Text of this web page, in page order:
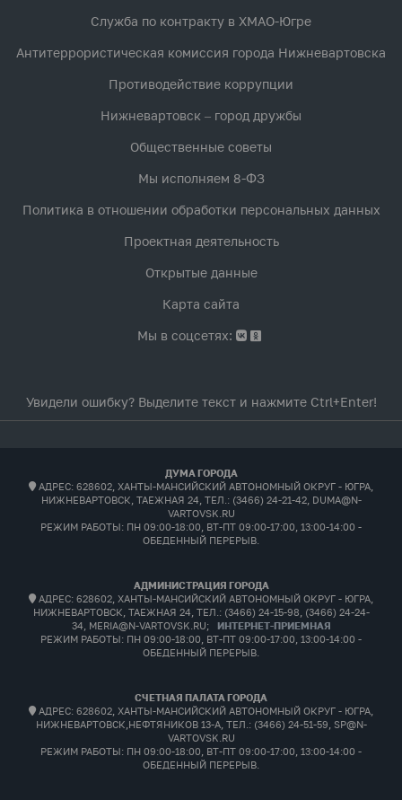
Служба по контракту в ХМАО-Югре
Антитеррористическая комиссия города Нижневартовска
Противодействие коррупции
Нижневартовск – город дружбы
Общественные советы
Мы исполняем 8-ФЗ
Политика в отношении обработки персональных данных
Проектная деятельность
Открытые данные
Карта сайта
Мы в соцсетях:
Увидели ошибку? Выделите текст и нажмите Ctrl+Enter!
ДУМА ГОРОДА
АДРЕС: 628602, ХАНТЫ-МАНСИЙСКИЙ АВТОНОМНЫЙ ОКРУГ - ЮГРА,
НИЖНЕВАРТОВСК, ТАЕЖНАЯ 24, ТЕЛ.: (3466) 24-21-42, DUMA@N-
VARTOVSK.RU
РЕЖИМ РАБОТЫ: ПН 09:00-18:00, ВТ-ПТ 09:00-17:00, 13:00-14:00 -
ОБЕДЕННЫЙ ПЕРЕРЫВ.
АДМИНИСТРАЦИЯ ГОРОДА
АДРЕС: 628602, ХАНТЫ-МАНСИЙСКИЙ АВТОНОМНЫЙ ОКРУГ - ЮГРА,
НИЖНЕВАРТОВСК, ТАЕЖНАЯ 24, ТЕЛ.: (3466) 24-15-98, (3466) 24-24-
34, MERIA@N-VARTOVSK.RU;
ИНТЕРНЕТ-ПРИЕМНАЯ
РЕЖИМ РАБОТЫ: ПН 09:00-18:00, ВТ-ПТ 09:00-17:00, 13:00-14:00 -
ОБЕДЕННЫЙ ПЕРЕРЫВ.
СЧЕТНАЯ ПАЛАТА ГОРОДА
АДРЕС: 628602, ХАНТЫ-МАНСИЙСКИЙ АВТОНОМНЫЙ ОКРУГ - ЮГРА,
НИЖНЕВАРТОВСК,НЕФТЯНИКОВ 13-А, ТЕЛ.: (3466) 24-51-59, SP@N-
VARTOVSK.RU
РЕЖИМ РАБОТЫ: ПН 09:00-18:00, ВТ-ПТ 09:00-17:00, 13:00-14:00 -
ОБЕДЕННЫЙ ПЕРЕРЫВ.